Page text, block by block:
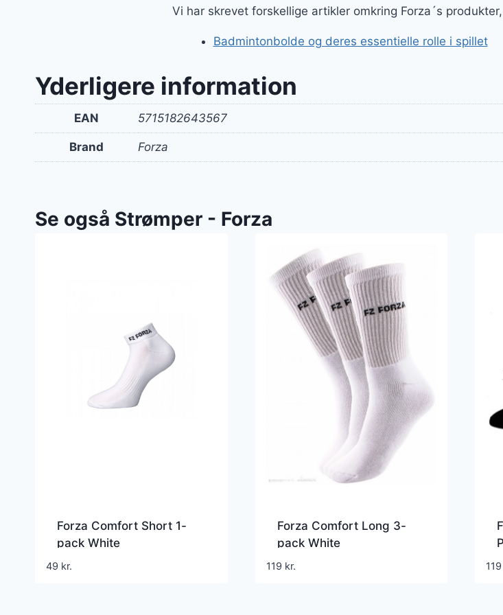
Vi har skrevet forskellige artikler omkring Forza´s
Badmintonbolde og deres essentielle rolle i spillet
Yderligere information
EAN 5715182643567
Brand Forza
Se også Strømper - Forza
Forza Comfort Short 1-
pack White
49 kr.
Forza Comfort Long 3-
pack White
119 kr. 119